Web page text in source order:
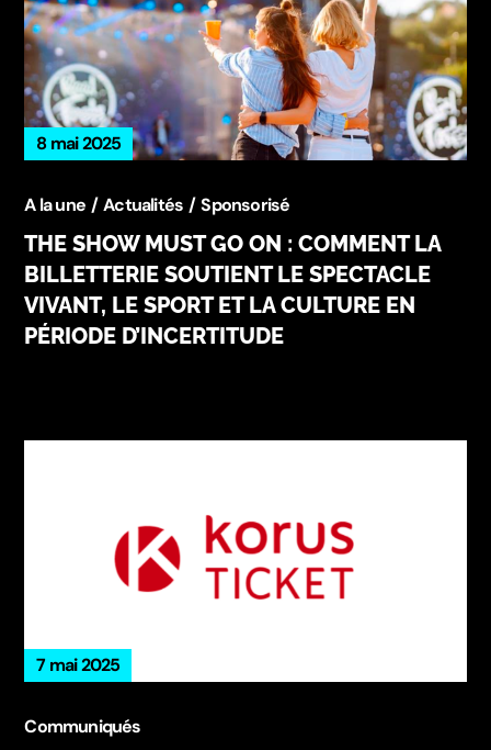
8 mai 2025
A la une Actualités Sponsorisé
THE SHOW MUST GO ON : COMMENT LA
BILLETTERIE SOUTIENT LE SPECTACLE
VIVANT, LE SPORT ET LA CULTURE EN
PÉRIODE D’INCERTITUDE
7 mai 2025
Communiqués